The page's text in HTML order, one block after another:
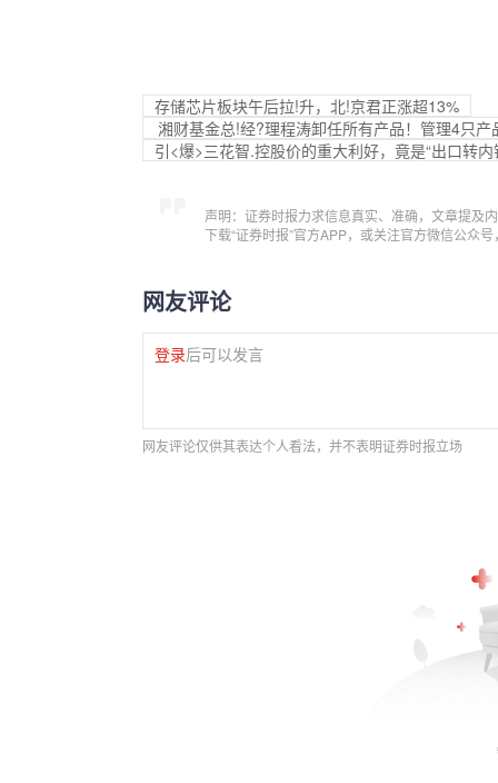
存储芯片板块午后拉!升，北!京君正涨超13%
湘财基金总!经?理程涛卸任所有产品！管理4只
引<爆>三花智.控股价的重大利好，竟是“出口转内
声明：证券时报力求信息真实、准确，文章提及
下载“证券时报”官方APP，或关注官方微信公众
网友评论
登录后可以发言
网友评论仅供其表达个人看法，并不表明证券时报立场